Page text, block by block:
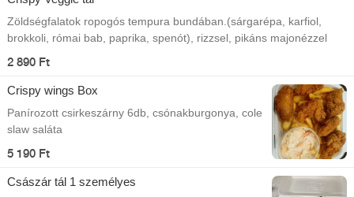
Zöldségfalatok ropogós tempura bundában.(sárgarépa, karfiol,
brokkoli, római bab, paprika, spenót), rizzsel, pikáns majonézzel
2 890 Ft
Crispy wings Box
Panírozott csirkeszárny 6db, csónakburgonya, cole
slaw saláta
5 190 Ft
Császár tál 1 személyes